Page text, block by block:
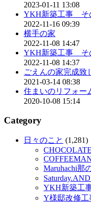
2023-01-11 13:08
YKH新築工事 そ
2022-11-16 09:39
横手の家
2022-11-08 14:47
YKH新築工事 そ
2022-11-08 14:37
ごえんの家完成致
2021-03-14 08:38
住まいのリフォー
2020-10-08 15:14
Category
日々のこと (1,281)
Maruhachi那
YKH新築工
Y様邸改修工